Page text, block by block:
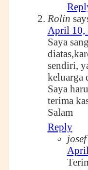
Rolin
April 10,
Saya
sendiri,
keluarga
Saya
terima
Salam
Reply
josef